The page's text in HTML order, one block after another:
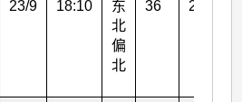
23/9 18:10
东
北
偏
北
36 23/9